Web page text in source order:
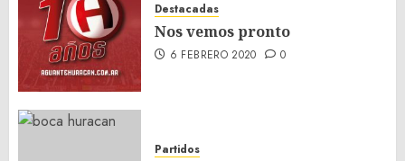
Destacadas
Nos vemos pronto
6 FEBRERO 2020 0
Partidos